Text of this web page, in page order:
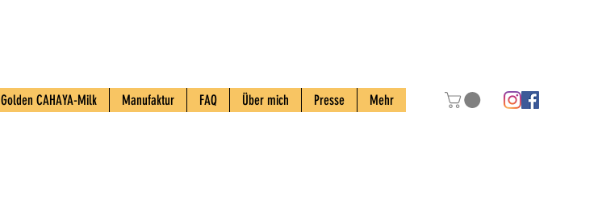
Golden CAHAYA-Milk Manufaktur FAQ Über mich Presse Mehr